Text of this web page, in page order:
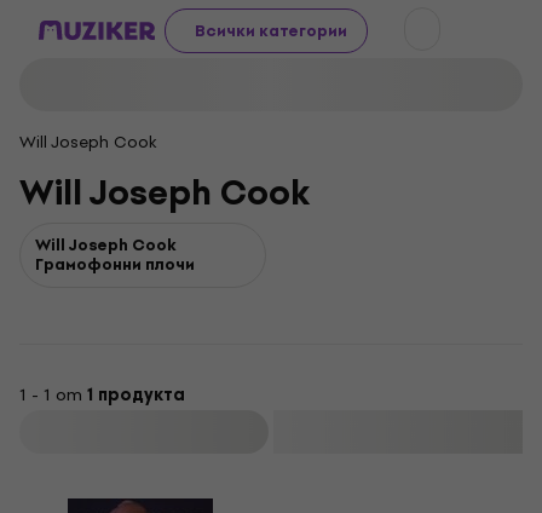
Всички категории
Will Joseph Cook
Will Joseph Cook
Will Joseph Cook
Грамофонни плочи
1 - 1 от 1 продукта